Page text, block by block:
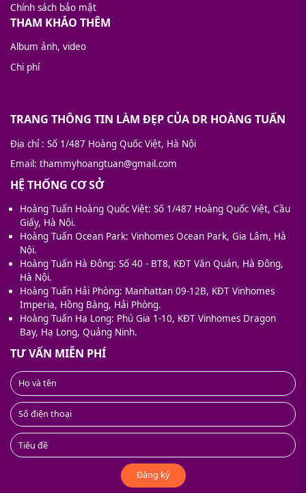
Chính sách bảo mật
THAM KHẢO THÊM
Album ảnh, video
Chi phí
TRANG THÔNG TIN LÀM ĐẸP CỦA DR HOÀNG TUẤN
Địa chỉ: Số 1/487 Hoàng Quốc Việt, Hà Nội
Email: thammyhoangtuan@gmail.com
HỆ THỐNG CƠ SỞ
Hoàng Tuấn Hoàng Quốc Việt: Số 1/487 Hoàng Quốc Việt, Cầu
Giấy, Hà Nội.
Hoàng Tuấn Ocean Park: Vinhomes Ocean Park, Gia Lâm, Hà
Nội.
Hoàng Tuấn Hà Đông: Số 40 - BT8, KĐT Văn Quán, Hà Đông,
Hà Nội.
Hoàng Tuấn Hải Phòng: Manhattan 09-12B, KĐT Vinhomes
Imperia, Hồng Bàng, Hải Phòng.
Hoàng Tuấn Hạ Long: Phú Gia 1-10, KĐT Vinhomes Dragon
Bay, Hạ Long, Quảng Ninh.
TƯ VẤN MIỄN PHÍ
Đăng ký